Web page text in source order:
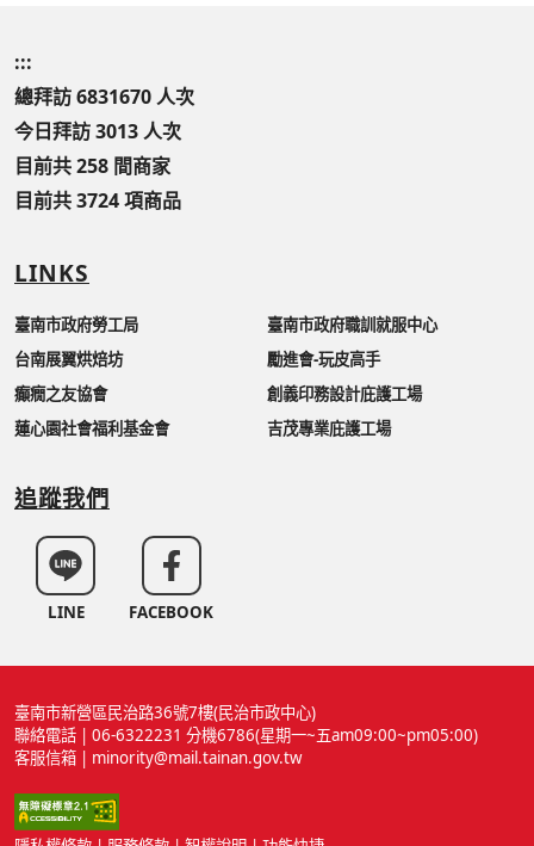
:::
總拜訪 6831670 人次
今日拜訪 3013 人次
目前共 258 間商家
目前共 3724 項商品
LINKS
臺南市政府勞工局
臺南市政府職訓就服中心
台南展翼烘焙坊
勵進會-玩皮高手
癲癇之友協會
創義印務設計庇護工場
蓮心園社會福利基金會
吉茂專業庇護工場
追蹤我們
LINE FACEBOOK
臺南市新營區民治路36號7樓(民治市政中心)
聯絡電話 | 06-6322231 分機6786(星期一~五am09:00~pm05:00)
客服信箱 | minority@mail.tainan.gov.tw